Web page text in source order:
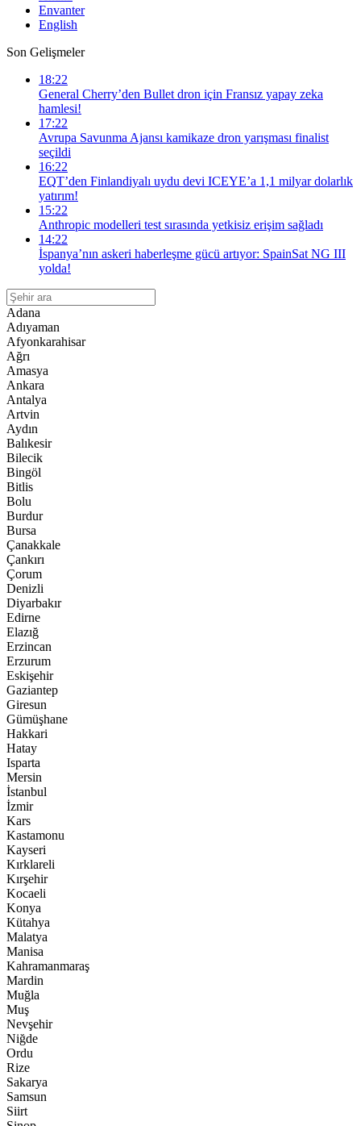
Envanter
English
Son Gelişmeler
18:22
General Cherry’den Bullet dron için Fransız yapay zeka
hamlesi!
17:22
Avrupa Savunma Ajansı kamikaze dron yarışması finalist
seçildi
16:22
EQT’den Finlandiyalı uydu devi ICEYE’a 1,1 milyar dolarlık
yatırım!
15:22
Anthropic modelleri test sırasında yetkisiz erişim sağladı
14:22
İspanya’nın askeri haberleşme gücü artıyor: SpainSat NG III
yolda!
Adana
Adıyaman
Afyonkarahisar
Ağrı
Amasya
Ankara
Antalya
Artvin
Aydın
Balıkesir
Bilecik
Bingöl
Bitlis
Bolu
Burdur
Bursa
Çanakkale
Çankırı
Çorum
Denizli
Diyarbakır
Edirne
Elazığ
Erzincan
Erzurum
Eskişehir
Gaziantep
Giresun
Gümüşhane
Hakkari
Hatay
Isparta
Mersin
İstanbul
İzmir
Kars
Kastamonu
Kayseri
Kırklareli
Kırşehir
Kocaeli
Konya
Kütahya
Malatya
Manisa
Kahramanmaraş
Mardin
Muğla
Muş
Nevşehir
Niğde
Ordu
Rize
Sakarya
Samsun
Siirt